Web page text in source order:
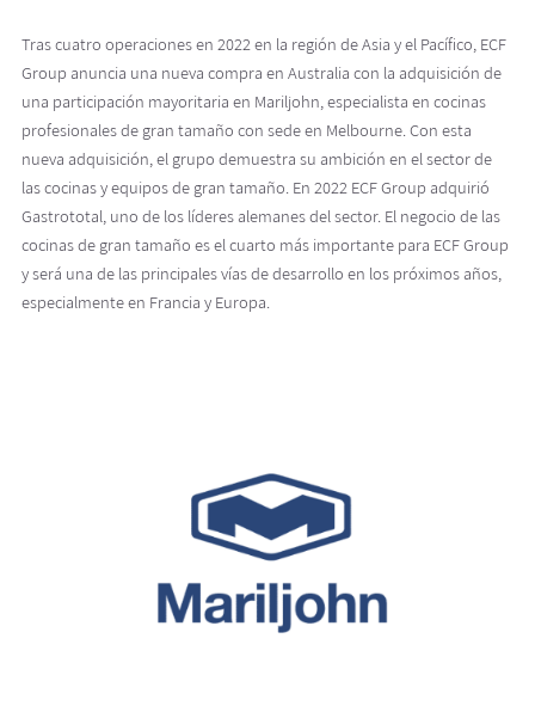
Tras cuatro operaciones en 2022 en la región de Asia y el Pacífico, ECF
Group anuncia una nueva compra en Australia con la adquisición de
una participación mayoritaria en Mariljohn, especialista en cocinas
profesionales de gran tamaño con sede en Melbourne. Con esta
nueva adquisición, el grupo demuestra su ambición en el sector de
las cocinas y equipos de gran tamaño. En 2022 ECF Group adquirió
Gastrototal, uno de los líderes alemanes del sector. El negocio de las
cocinas de gran tamaño es el cuarto más importante para ECF Group
y será una de las principales vías de desarrollo en los próximos años,
especialmente en Francia y Europa.